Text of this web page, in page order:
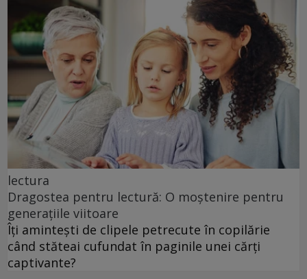
lectura
Dragostea pentru lectură: O moștenire pentru
generațiile viitoare
Îți amintești de clipele petrecute în copilărie
când stăteai cufundat în paginile unei cărți
captivante?